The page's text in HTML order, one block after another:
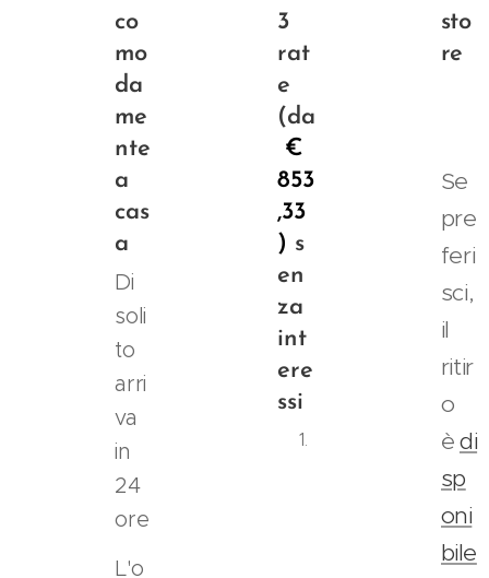
co
mo
da
me
nte
a
cas
a
Di
soli
to
arri
va
in
24
ore
L'o
3
rat
e
(da
€
853
,33
) s
en
za
int
ere
ssi
sto
re
Se
pre
feri
sci,
il
ritir
o
èdi
sp
oni
bile